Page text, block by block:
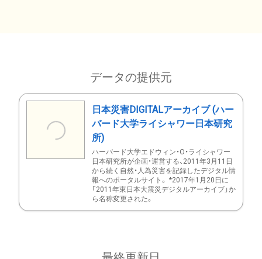
データの提供元
日本災害DIGITALアーカイブ (ハー
バード大学ライシャワー日本研究
所)
ハーバード大学エドウィン・O・ライシャワー
日本研究所が企画・運営する、2011年3月11日
から続く自然・人為災害を記録したデジタル情
報へのポータルサイト。 *2017年1月20日に
「2011年東日本大震災デジタルアーカイブ」か
ら名称変更された。